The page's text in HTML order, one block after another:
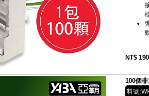
NT$ 190
100個
料號